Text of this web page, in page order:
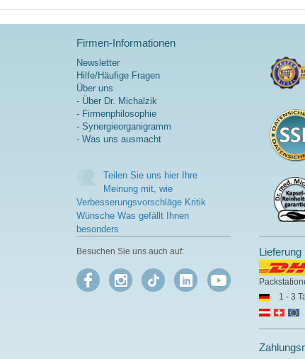
künstlichen Zusätzen, mit
Kokosblütenzucker für besten
Geschmack. Entwickelt von
Ärzten, produziert in
Mehr Informationen zu
Young Athletes Complete
Firmen-Informationen
Newsletter
Hilfe/Häufige Fragen
Über uns
- Über Dr. Michalzik
- Firmenphilosophie
- Synergieorganigramm
- Was uns ausmacht
Teilen Sie uns hier Ihre
Meinung mit, wie
Verbesserungsvorschläge Kritik
Wünsche Was gefällt Ihnen
besonders
Besuchen Sie uns auch auf: Lieferung
1 - 3